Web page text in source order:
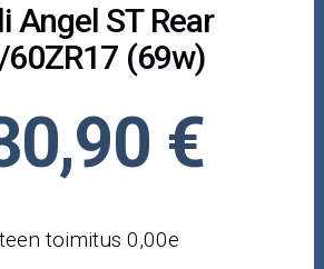
Angel ST Rear
(69w)
€
toimitus 0,00e